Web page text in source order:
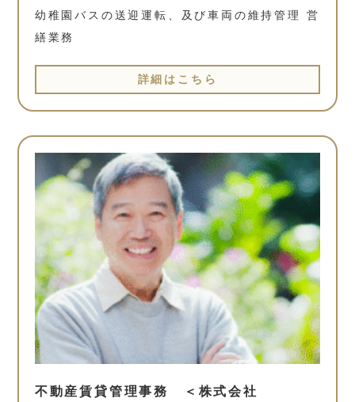
幼稚園バスの送迎運転、及び車両の維持管理 営
繕業務
詳細はこちら
不動産賃貸管理事務 ＜株式会社